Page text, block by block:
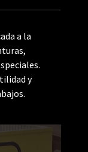
a la
y